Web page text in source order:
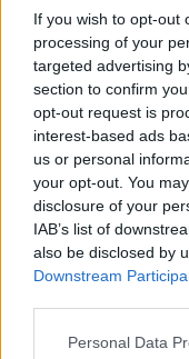
If you wish to opt-out
processing of your
targeted advertising
section to confirm
opt-out request is
interest-based ads
us or personal
your opt-out. You
disclosure of your
IAB’s list of
also be disclosed by
Downstream
Please note that this
Personal Data
Fotogalerija
posameznik